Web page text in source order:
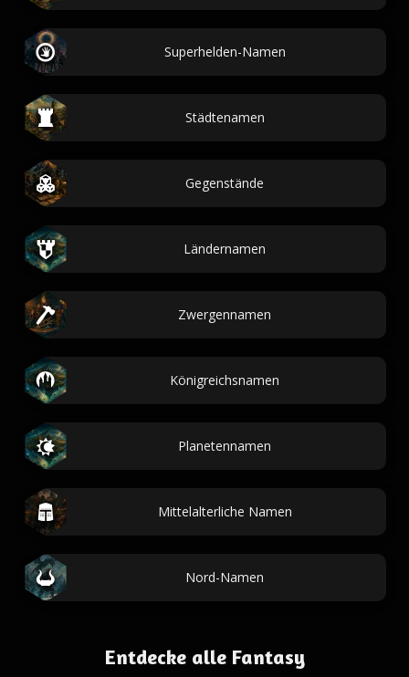
Superhelden-Namen
Städtenamen
Gegenstände
Ländernamen
Zwergennamen
Königreichsnamen
Planetennamen
Mittelalterliche Namen
Nord-Namen
Entdecke alle Fantasy